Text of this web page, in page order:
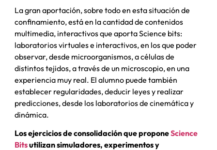
La gran aportación, sobre todo en esta situación de
confinamiento, está en la cantidad de contenidos
multimedia, interactivos que aporta Science bits:
laboratorios virtuales e interactivos, en los que poder
observar, desde microorganismos, a células de
distintos tejidos, a través de un microscopio, en una
experiencia muy real. El alumno puede también
establecer regularidades, deducir leyes y realizar
predicciones, desde los laboratorios de cinemática y
dinámica.
Los ejercicios de consolidación que proponeScience
Bitsutilizan simuladores, experimentos y